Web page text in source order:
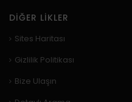
DIĞER LIKLER
Sites Haritası
Gizlilik Politikası
Bize Ulaşın